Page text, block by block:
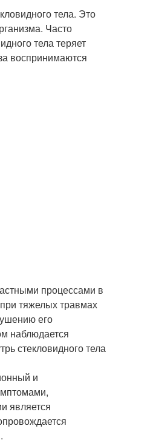
тела. Это
Часто
тела теряет
воспринимаются
процессами в
тяжелых травмах
его
наблюдается
стекловидного тела
и
является